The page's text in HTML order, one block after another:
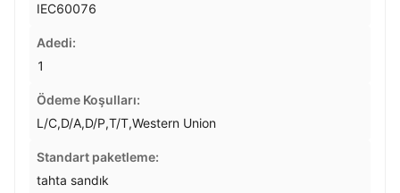
IEC60076
Adedi:
1
Ödeme Koşulları:
L/C,D/A,D/P,T/T,Western Union
Standart paketleme:
tahta sandık